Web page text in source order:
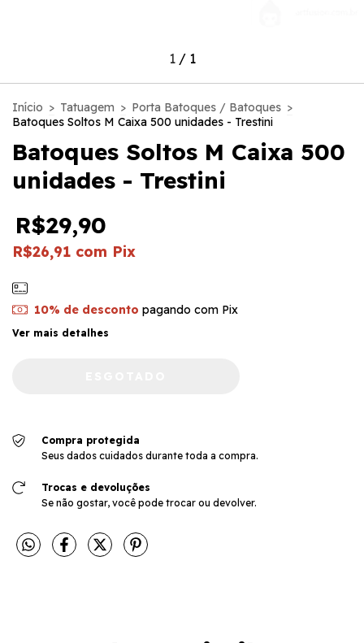
1/ 1
Início > Tatuagem > Porta Batoques / Batoques >
Batoques Soltos M Caixa 500 unidades - Trestini
Batoques Soltos M Caixa 500
unidades - Trestini
R$29,90
R$26,91 com Pix
10% de desconto pagando com Pix
Ver mais detalhes
Compra protegida
Seus dados cuidados durante toda a compra.
Trocas e devoluções
Se não gostar, você pode trocar ou devolver.